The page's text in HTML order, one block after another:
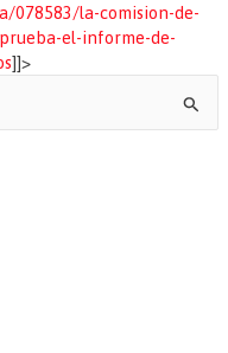
la-comision-de-
el-informe-de-
]]>